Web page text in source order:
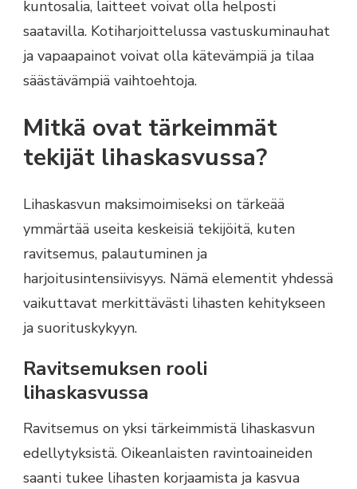
kuntosalia, laitteet voivat olla helposti
saatavilla. Kotiharjoittelussa vastuskuminauhat
ja vapaapainot voivat olla kätevämpiä ja tilaa
säästävämpiä vaihtoehtoja.
Mitkä ovat tärkeimmät
tekijät lihaskasvussa?
Lihaskasvun maksimoimiseksi on tärkeää
ymmärtää useita keskeisiä tekijöitä, kuten
ravitsemus, palautuminen ja
harjoitusintensiivisyys. Nämä elementit yhdessä
vaikuttavat merkittävästi lihasten kehitykseen
ja suorituskykyyn.
Ravitsemuksen rooli
lihaskasvussa
Ravitsemus on yksi tärkeimmistä lihaskasvun
edellytyksistä. Oikeanlaisten ravintoaineiden
saanti tukee lihasten korjaamista ja kasvua